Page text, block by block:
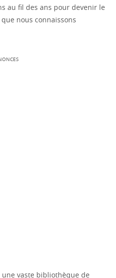
au fil des ans pour devenir le
nous connaissons
une vaste bibliothèque de